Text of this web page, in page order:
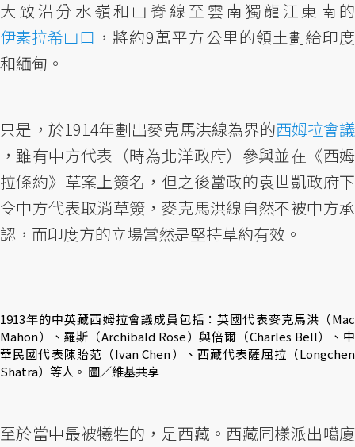
大致沿分水嶺和山脊線至雲南獨龍江東南的
伊素拉希山口 ，將約9萬平方公里的領土劃給印度
和緬甸。
只是，於1914年劃出麥克馬洪線為界的西姆拉會議
，雖有中方代表（時為北洋政府）參與並在《西姆
拉條約》草案上簽名，但之後當政的袁世凱政府下
令中方代表取消草簽，麥克馬洪線自然不被中方承
認，而印度方的立場當然是堅持草約有效。
​1913年的中英藏西姆拉會議成員包括：英國代表麥克馬洪（Mac
Mahon）、羅斯（Archibald Rose）與倍爾（Charles Bell）、中
華民國代表陳貽范（Ivan Chen）、西藏代表薩屈拉（Longchen
Shatra）等人。 圖／維基共享
至於當中最被犧牲的，是西藏。西藏同樣派出噶廈